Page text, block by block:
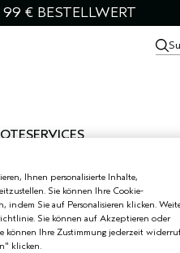
€ BESTELLWERT
SERVICES
OIL
Ihnen personalisierte Inhalte,
Sie können Ihre Cookie-
indem Sie auf Personalisieren klicken.
Sie können auf Akzeptieren oder
können Ihre Zustimmung jederzeit
klicken.